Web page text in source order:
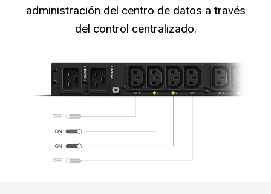
administración del centro de datos a través
del control centralizado.